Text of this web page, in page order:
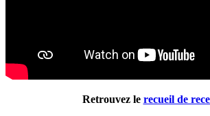
Retrouvez le recueil de